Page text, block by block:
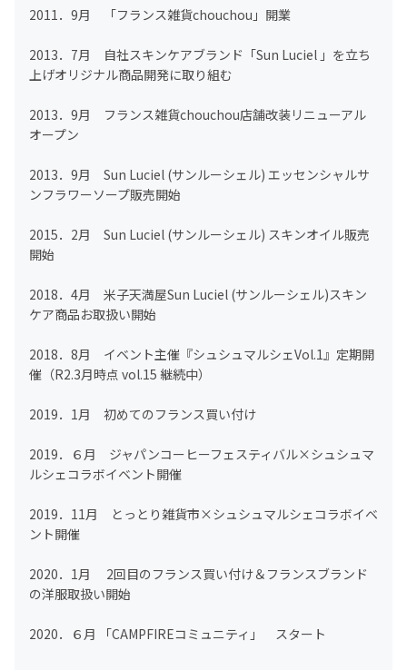
2011．9月 「フランス雑貨chouchou」開業
2013．7月 自社スキンケアブランド「Sun Luciel 」を立ち
上げオリジナル商品開発に取り組む
2013．9月 フランス雑貨chouchou店舗改装リニューアル
オープン
2013．9月 Sun Luciel (サンルーシェル) エッセンシャルサ
ンフラワーソープ販売開始
2015．2月 Sun Luciel (サンルーシェル) スキンオイル販売
開始
2018．4月 米子天満屋Sun Luciel (サンルーシェル)スキン
ケア商品お取扱い開始
2018．8月 イベント主催『シュシュマルシェVol.1』定期開
催（R2.3月時点 vol.15 継続中）
2019．1月 初めてのフランス買い付け
2019．６月 ジャパンコーヒーフェスティバル×シュシュマ
ルシェコラボイベント開催
2019．11月 とっとり雑貨市×シュシュマルシェコラボイベ
ント開催
2020．1月 2回目のフランス買い付け＆フランスブランド
の洋服取扱い開始
2020．６月 「CAMPFIREコミュニティ」 スタート